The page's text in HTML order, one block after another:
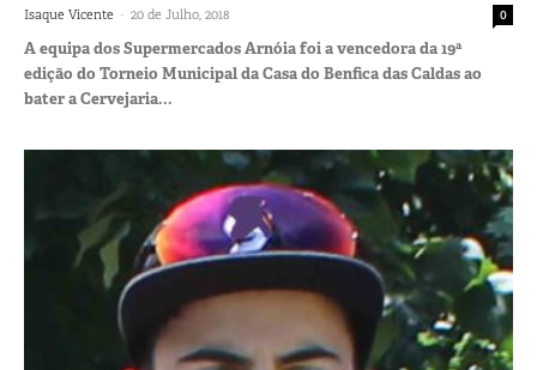
Isaque Vicente - 20 de Julho, 2018 0
A equipa dos Supermercados Arnóia foi a vencedora da 19ª
edição do Torneio Municipal da Casa do Benfica das Caldas ao
bater a Cervejaria...